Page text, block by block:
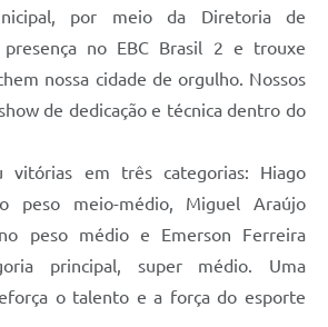
por meio da Diretoria de
presença no EBC Brasil 2 e trouxe
nossa cidade de orgulho. Nossos
de dedicação e técnica dentro do
vitórias em três categorias: Hiago
peso meio-médio, Miguel Araújo
peso médio e Emerson Ferreira
principal, super médio. Uma
o talento e a força do esporte